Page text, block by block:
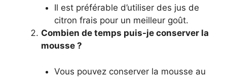
Il est préférable d’utiliser des jus de
citron frais pour un meilleur goût.
Combien de temps puis-je conserver la
mousse ?
Vous pouvez conserver la mousse au